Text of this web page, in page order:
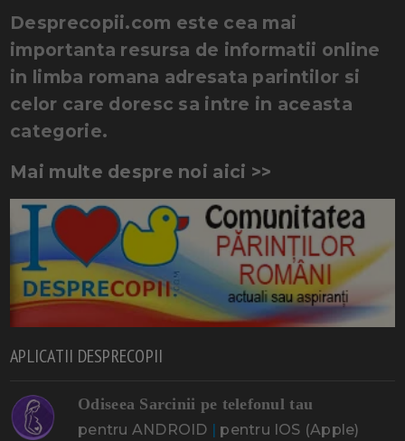
Desprecopii.com este cea mai
importanta resursa de informatii online
in limba romana adresata parintilor si
celor care doresc sa intre in aceasta
categorie.
Mai multe despre noi aici >>
APLICATII DESPRECOPII
Odiseea Sarcinii pe telefonul tau
pentru ANDROID | pentru IOS (Apple)